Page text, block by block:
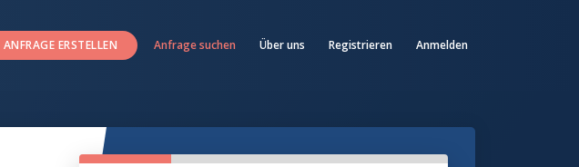
ANFRAGE ERSTELLEN Anfrage suchen Über uns Registrieren Anmelden